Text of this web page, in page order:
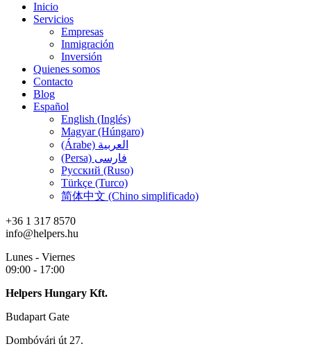
Inicio
Servicios
Empresas
Inmigración
Inversión
Quienes somos
Contacto
Blog
Español
English (Inglés)
Magyar (Húngaro)
(Árabe) العربية
(Persa) فارسی
Русский (Ruso)
Türkçe (Turco)
简体中文 (Chino simplificado)
+36 1 317 8570
info@helpers.hu
Lunes - Viernes
09:00 - 17:00
Helpers Hungary Kft.
Budapart Gate
Dombóvári út 27.